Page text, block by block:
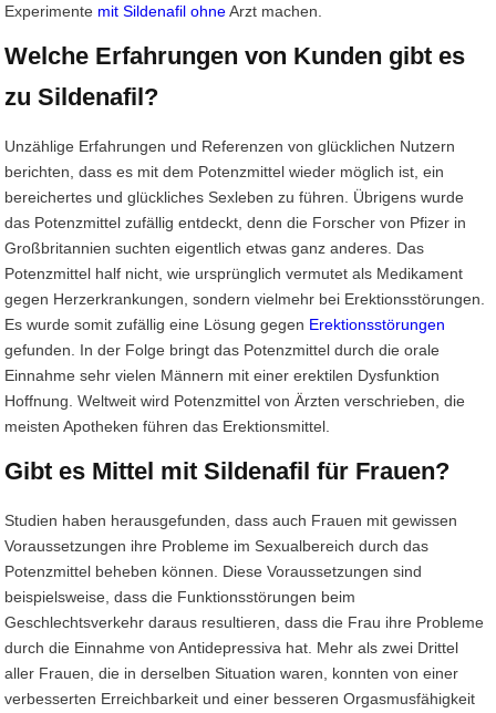
Experimente mit Sildenafil ohneArzt machen.
Welche Erfahrungen von Kunden gibt es
zu Sildenafil?
Unzählige Erfahrungen und Referenzen von glücklichen Nutzern
berichten, dass es mit dem Potenzmittel wieder möglich ist, ein
bereichertes und glückliches Sexleben zu führen. Übrigens wurde
das Potenzmittel zufällig entdeckt, denn die Forscher von Pfizer in
Großbritannien suchten eigentlich etwas ganz anderes. Das
Potenzmittel half nicht, wie ursprünglich vermutet als Medikament
gegen Herzerkrankungen, sondern vielmehr bei Erektionsstörungen.
Es wurde somit zufällig eine Lösung gegen Erektionsstörungen
gefunden. In der Folge bringt das Potenzmittel durch die orale
Einnahme sehr vielen Männern mit einer erektilen Dysfunktion
Hoffnung. Weltweit wird Potenzmittel von Ärzten verschrieben, die
meisten Apotheken führen das Erektionsmittel.
Gibt es Mittel mit Sildenafil für Frauen?
Studien haben herausgefunden, dass auch Frauen mit gewissen
Voraussetzungen ihre Probleme im Sexualbereich durch das
Potenzmittel beheben können. Diese Voraussetzungen sind
beispielsweise, dass die Funktionsstörungen beim
Geschlechtsverkehr daraus resultieren, dass die Frau ihre Probleme
durch die Einnahme von Antidepressiva hat. Mehr als zwei Drittel
aller Frauen, die in derselben Situation waren, konnten von einer
verbesserten Erreichbarkeit und einer besseren Orgasmusfähigkeit